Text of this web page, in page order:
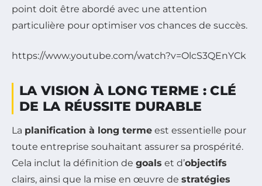
point doit être abordé avec une attention
particulière pour optimiser vos chances de succès.
https://www.youtube.com/watch?v=OlcS3QEnYCk
LA VISION À LONG TERME : CLÉ
DE LA RÉUSSITE DURABLE
La planification à long terme est essentielle pour
toute entreprise souhaitant assurer sa prospérité.
Cela inclut la définition de goals et d’objectifs
clairs, ainsi que la mise en œuvre de stratégies